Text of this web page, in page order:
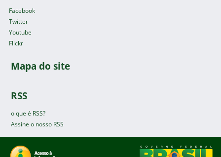
Facebook
Twitter
Youtube
Flickr
Mapa do site
RSS
o que é RSS?
Assine o nosso RSS